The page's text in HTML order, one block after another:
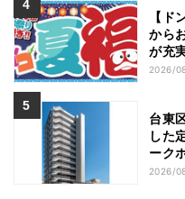
【ド
から
が充
特価
2026/
台東
した
ーク
2026/